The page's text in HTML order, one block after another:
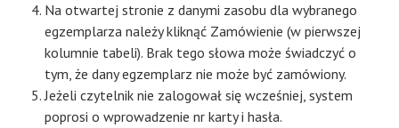
Na otwartej stronie z danymi zasobu dla wybranego
egzemplarza należy kliknąć Zamówienie (w pierwszej
kolumnie tabeli). Brak tego słowa może świadczyć o
tym, że dany egzemplarz nie może być zamówiony.
Jeżeli czytelnik nie zalogował się wcześniej, system
poprosi o wprowadzenie nr karty i hasła.